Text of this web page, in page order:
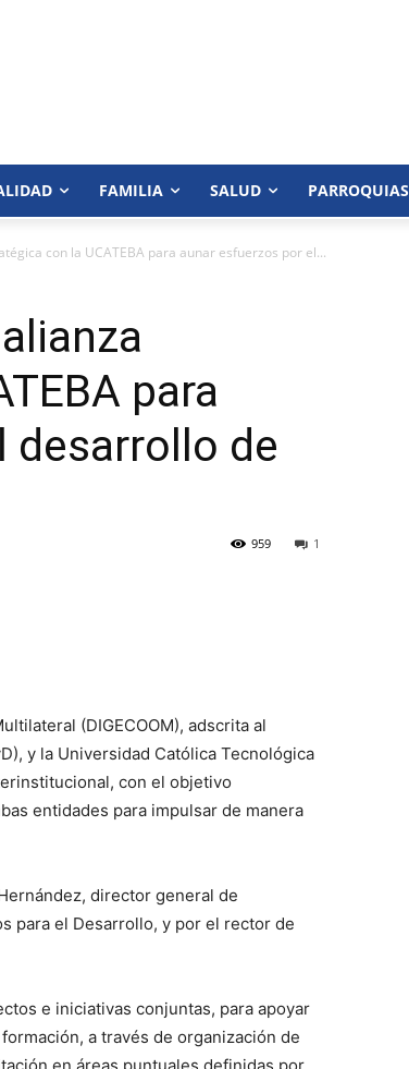
FAMILIA SALUD PARROQUIAS
con la UCATEBA para aunar esfuerzos por el...
para
desarrollo de
1
959
(DIGECOOM), adscrita al
y la Universidad Católica Tecnológica
con el objetivo
entidades para impulsar de manera
director general de
para el Desarrollo, y por el rector de
e iniciativas conjuntas, para apoyar
a través de organización de